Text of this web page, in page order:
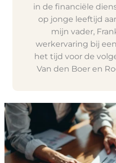
in de financiële
op jonge leeftijd
mijn vader,
werkervaring bij
het tijd voor de
Van den Boer en